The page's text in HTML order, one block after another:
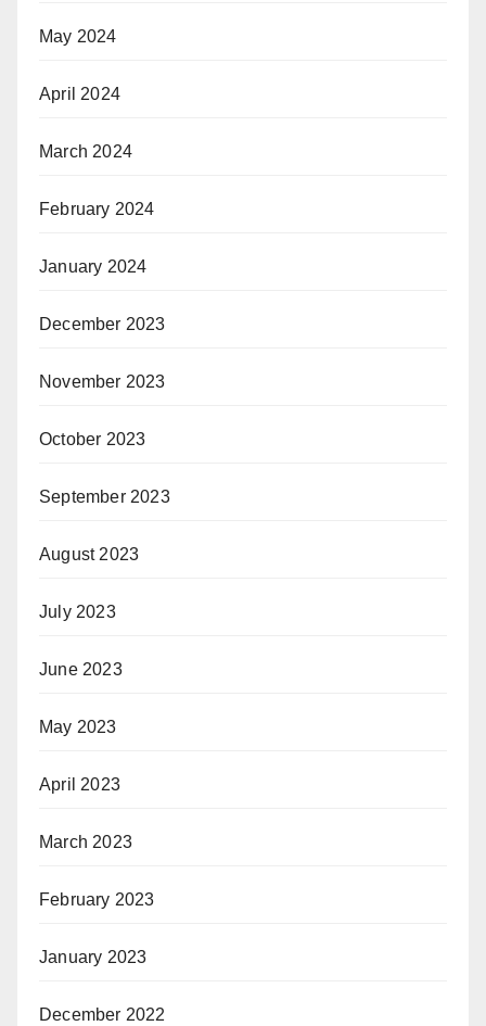
May 2024
April 2024
March 2024
February 2024
January 2024
December 2023
November 2023
October 2023
September 2023
August 2023
July 2023
June 2023
May 2023
April 2023
March 2023
February 2023
January 2023
December 2022